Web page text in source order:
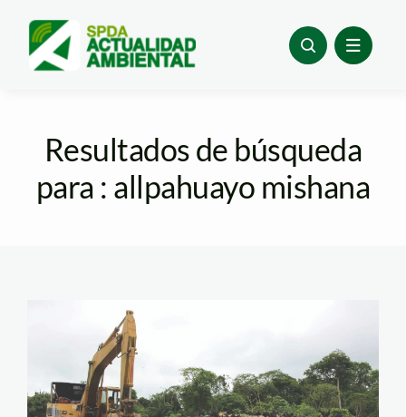
content
Resultados de búsqueda
para : allpahuayo mishana
Botadero Maynas